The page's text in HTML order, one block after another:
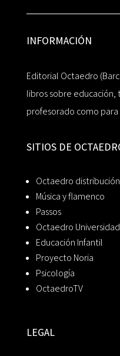
INFORMACIÓN
Editorial Octaedro
libros sobre
profesorado como
SITIOS DE
Octaedro distribución
Música y flamenco
Passos
Octaedro Universidad
Educación Infantil
Proyecto Noria
Psicología
OctaedroTV
LEGAL